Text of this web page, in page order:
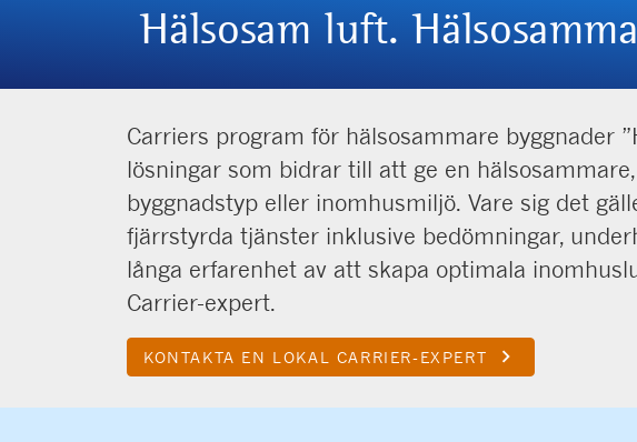
Hälsosam luft.
Carriers program för hälsosammare byggnader
lösningar som bidrar till att ge en
byggnadstyp eller inomhusmiljö. Vare sig det
fjärrstyrda tjänster inklusive bedömningar,
långa erfarenhet av att skapa optimala
Carrier-expert.
KONTAKTA EN LOKAL CARRIER-EXPERT keyboard_arrow_right